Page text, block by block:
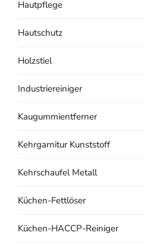
Hautpflege
Hautschutz
Holzstiel
Industriereiniger
Kaugummientferner
Kehrgarnitur Kunststoff
Kehrschaufel Metall
Küchen-Fettlöser
Küchen-HACCP-Reiniger